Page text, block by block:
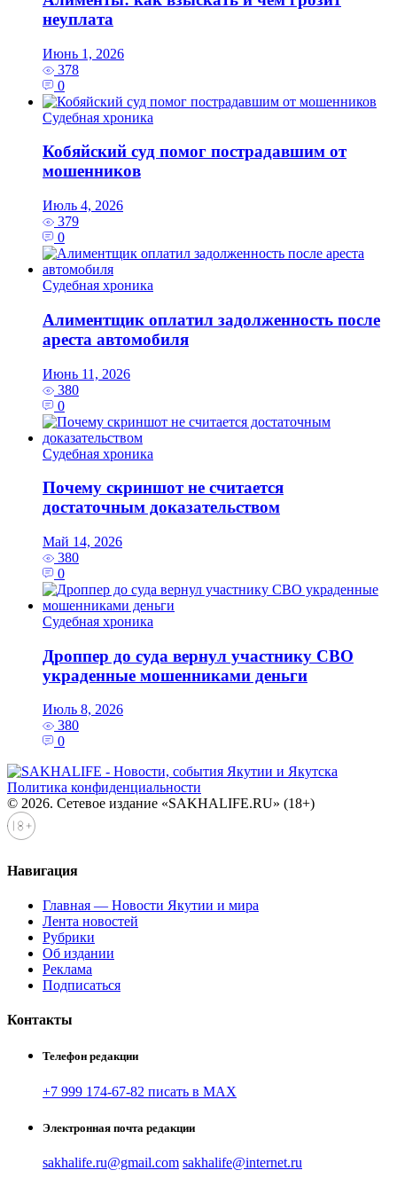
неуплата
Июнь 1, 2026
378
0
Судебная хроника
Кобяйский суд помог пострадавшим от
мошенников
Июль 4, 2026
379
0
Судебная хроника
Алиментщик оплатил задолженность после
ареста автомобиля
Июнь 11, 2026
380
0
Судебная хроника
Почему скриншот не считается
достаточным доказательством
Май 14, 2026
380
0
Судебная хроника
Дроппер до суда вернул участнику СВО
украденные мошенниками деньги
Июль 8, 2026
380
0
Политика конфиденциальности
© 2026. Сетевое издание «SAKHALIFE.RU» (18+)
Навигация
Главная — Новости Якутии и мира
Лента новостей
Рубрики
Об издании
Реклама
Подписаться
Контакты
Телефон редакции
+7 999 174-67-82 писать в MAX
Электронная почта редакции
sakhalife.ru@gmail.com sakhalife@internet.ru